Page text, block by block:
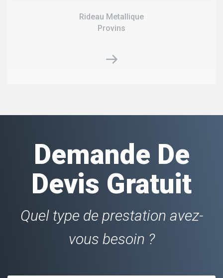
Rideau Metallique
Provins
Demande De
Devis Gratuit
Quel type de prestation avez-
vous besoin ?